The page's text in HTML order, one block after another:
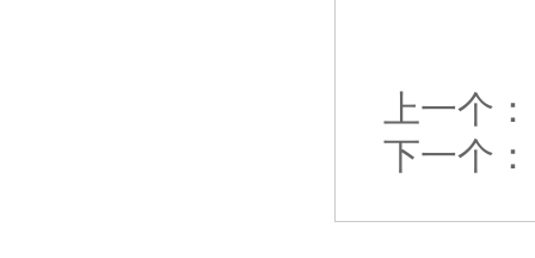
上一个：
下一个：